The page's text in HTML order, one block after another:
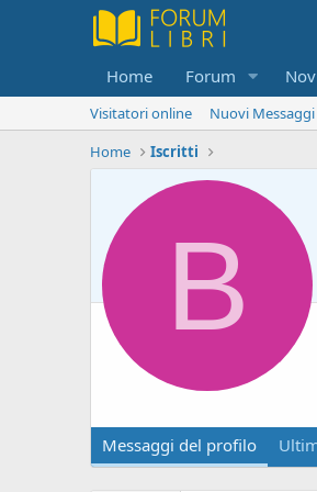
Home Forum
Visitatori online Nuovi
Home
Iscritti
B
Messaggi del profilo